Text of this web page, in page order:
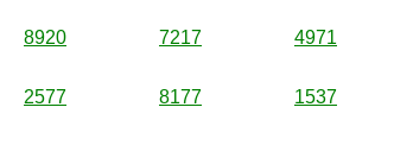
8920 7217 4971
2577 8177 1537